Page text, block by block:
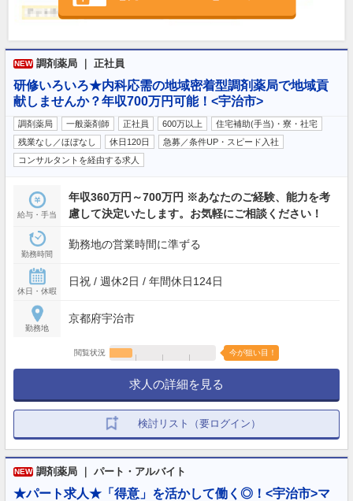
NEW 調剤薬局 ｜ 正社員
研修いろいろ★内科応需の地域密着型調剤薬局で地域貢
献しませんか？年収700万円可能！<宇治市>
調剤薬局 一般薬剤師 正社員 600万以上
住宅補助(手当)・寮・社宅
残業なし／ほぼなし
休日120日
急募／条件UP・スピード入社
コンサルタントを経由する求人
給与・手当
年収360万円～700万円 ※あなたのご経験、能力を考
慮して決定いたします。お気軽にご相談ください！
勤務時間
勤務地の営業時間に準ずる
休日・休暇
日祝 / 週休2日 / 年間休日124日
勤務地
京都府宇治市
閲覧状況 今が狙い目！
求人の詳細を見る
検討リスト（要ログイン）
NEW 調剤薬局 ｜ パート・アルバイト
★パート求人★「得意」を活かして働く◎！<宇治市>マ